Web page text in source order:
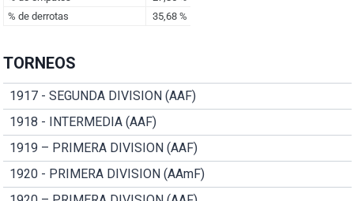
TORNEOS
1917 - SEGUNDA DIVISION (AAF)
1918 - INTERMEDIA (AAF)
1919 – PRIMERA DIVISION (AAF)
1920 - PRIMERA DIVISION (AAmF)